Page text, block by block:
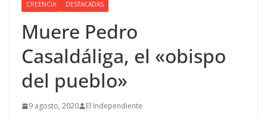
CREENCIA DESTACADAS
Muere Pedro
Casaldáliga, el «obispo
del pueblo»
9 agosto, 2020 El Independiente